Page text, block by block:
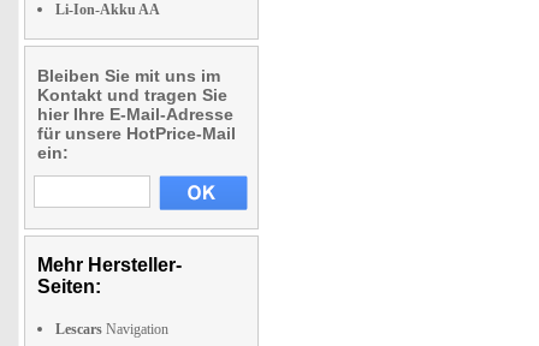
Li-Ion-Akku AA
Bleiben Sie mit uns im
Kontakt und tragen Sie
hier Ihre E-Mail-Adresse
für unsere HotPrice-Mail
ein:
Mehr Hersteller-
Seiten:
Lescars Navigation